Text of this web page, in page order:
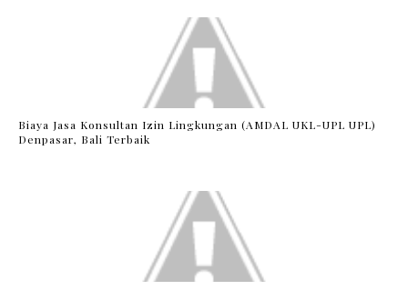
Biaya Jasa Konsultan Izin Lingkungan (AMDAL UKL-UPL UPL)
Denpasar, Bali Terbaik